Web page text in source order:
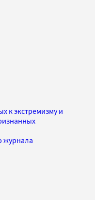
к экстремизму и
журнала